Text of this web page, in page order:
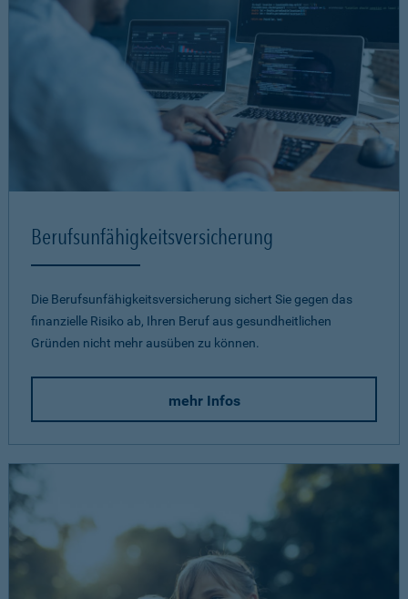
Berufsunfähigkeits­versicherung
Die Berufsunfähigkeitsversicherung sichert Sie gegen das
finanzielle Risiko ab, Ihren Beruf aus gesundheitlichen
Gründen nicht mehr ausüben zu können.
mehr Infos